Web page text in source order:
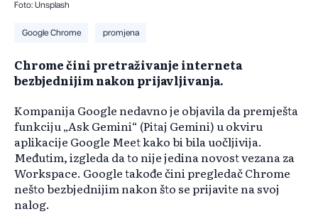
Foto: Unsplash
Google Chrome promjena
Chrome čini pretraživanje interneta
bezbjednijim nakon prijavljivanja.
Kompanija Google nedavno je objavila da premješta
funkciju „Ask Gemini“ (Pitaj Gemini) u okviru
aplikacije Google Meet kako bi bila uočljivija.
Međutim, izgleda da to nije jedina novost vezana za
Workspace. Google takođe čini pregledač Chrome
nešto bezbjednijim nakon što se prijavite na svoj
nalog.